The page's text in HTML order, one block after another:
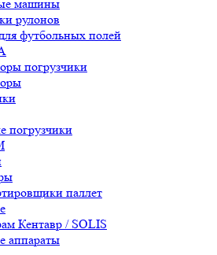
машины
рулонов
футбольных полей
погрузчики
погрузчики
паллет
Кентавр / SOLIS
аппараты